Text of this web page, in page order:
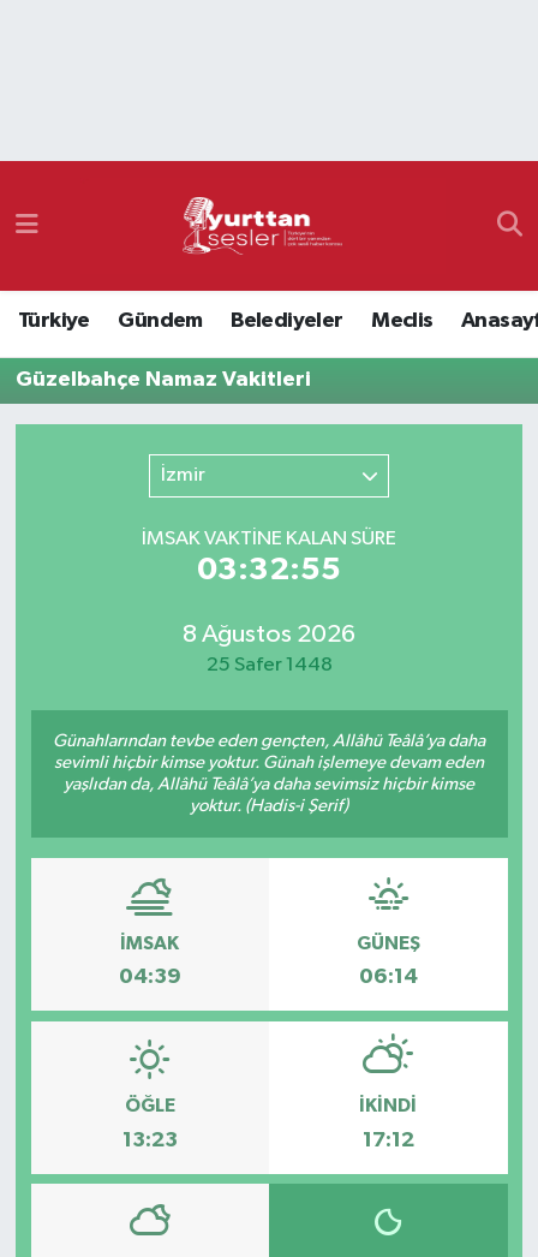
Türkiye Gündem Belediyeler Meclis
Güzelbahçe Namaz Vakitleri
İzmir
İMSAK VAKTİNE KALAN SÜRE
03:32:55
8 Ağustos 2026
25 Safer 1448
Günahlarından tevbe eden gençten, Allâhü Teâlâ’ya daha
sevimli hiçbir kimse yoktur. Günah işlemeye devam eden
yaşlıdan da, Allâhü Teâlâ’ya daha sevimsiz hiçbir kimse
yoktur. (Hadis-i Şerif)
İMSAK
04:39
GÜNEŞ
06:14
ÖĞLE
13:23
İKINDI
17:12
Namaz Vakitleri
Süper Lig Puan Durumu ve Fikstür
Son Dakika Haberleri